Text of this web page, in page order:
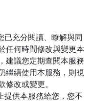
已充分閱讀、瞭解與同
任何時間修改與變更本
建議您定期查閱本服務
繼續使用本服務，則視
改或變更。
提供本服務給您，您不